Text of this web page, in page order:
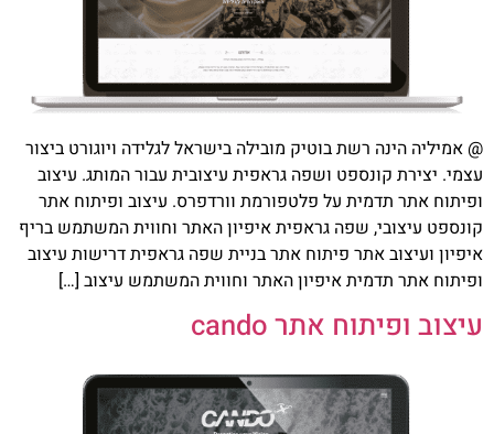
@ אמיליה הינה רשת בוטיק מובילה בישראל לגלידה ויוגורט ביצור
עצמי. יצירת קונספט ושפה גראפית עיצובית עבור המותג. עיצוב
ופיתוח אתר תדמית על פלטפורמת וורדפרס. עיצוב ופיתוח אתר
קונספט עיצובי, שפה גראפית איפיון האתר וחווית המשתמש בריף
איפיון ועיצוב אתר פיתוח אתר בניית שפה גראפית דרישות עיצוב
ופיתוח אתר תדמית איפיון האתר וחווית המשתמש עיצוב […]
עיצוב ופיתוח אתר cando